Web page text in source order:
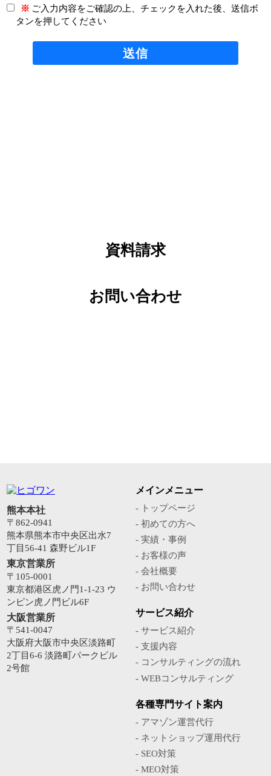
※ ご入力内容をご確認の上、チェックを入れた後、送信ボ
タンを押してください
資料請求
お問い合わせ
熊本本社
〒862-0941
熊本県熊本市中央区出水7
丁目56-41 森野ビル1F
東京営業所
〒105-0001
東京都港区虎ノ門1-1-23 ウ
ンピン虎ノ門ビル6F
大阪営業所
〒541-0047
大阪府大阪市中央区淡路町
2丁目6-6 淡路町パークビル
2号館
メインメニュー
- トップページ
- 初めての方へ
- 実績・事例
- お客様の声
- 会社概要
- お問い合わせ
サービス紹介
- サービス紹介
- 支援内容
- コンサルティングの流れ
- WEBコンサルティング
各種専門サイト案内
- アマゾン運営代行
- ネットショップ運用代行
- SEO対策
- MEO対策